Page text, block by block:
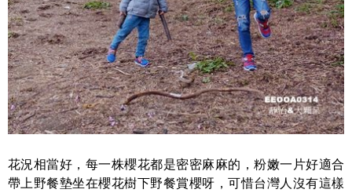
花況相當好，每一株櫻花都是密密麻麻的，粉嫩一片好適合
帶上野餐墊坐在櫻花樹下野餐賞櫻呀，可惜台灣人沒有這樣